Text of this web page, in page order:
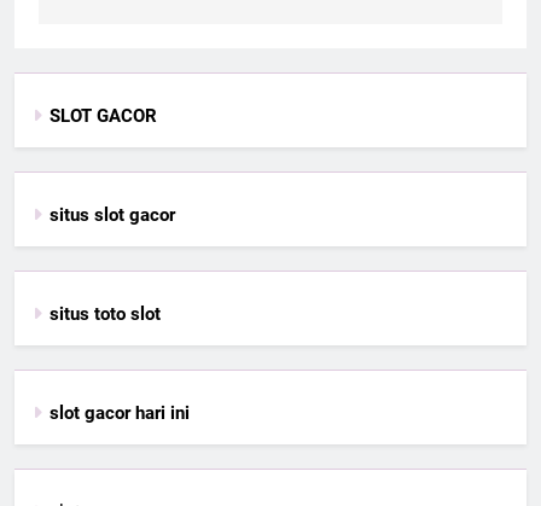
SLOT GACOR
situs slot gacor
situs toto slot
slot gacor hari ini